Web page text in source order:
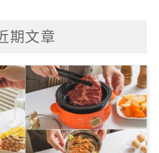
期文章